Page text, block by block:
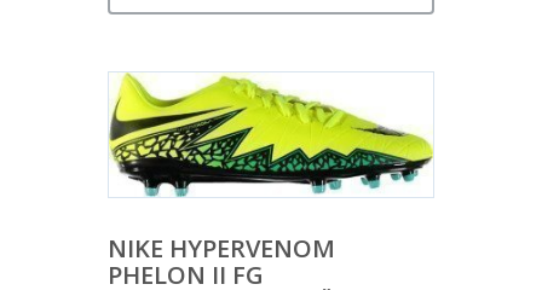
NIKE HYPERVENOM
PHELON II FG